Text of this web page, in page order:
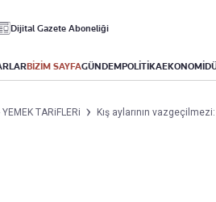
Dijital Gazete Aboneliği
BİZİM SAYFAGÜNDEMPOLİTİKAEKONOMİ
Puan Durumu
Fikstür
Avrupa Ligi
Avrupa
İsrail-
TARiFLERi Kış aylarının